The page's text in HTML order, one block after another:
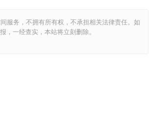
服务，不拥有所有权，不承担相关法律责任。如
一经查实，本站将立刻删除。